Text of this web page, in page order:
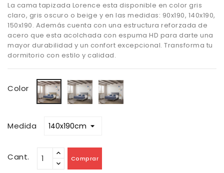
La cama tapizada Lorence esta disponible en color gris
claro, gris oscuro o beige y en las medidas: 90x190, 140x190,
150x190. Además cuenta con una estructura reforzada de
acero que esta acolchada con espuma HD para darte una
mayor durabilidad y un confort excepcional. Transforma tu
dormitorio con estilo y calidad.
Color Beige
Gris
Claro
Gris
Medida
Cant. Comprar